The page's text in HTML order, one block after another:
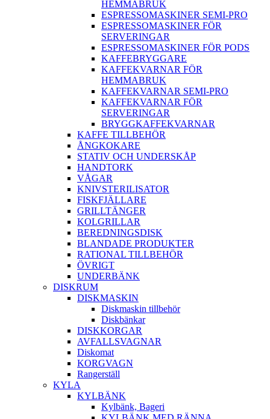
HEMMABRUK
ESPRESSOMASKINER SEMI-PRO
ESPRESSOMASKINER FÖR
SERVERINGAR
ESPRESSOMASKINER FÖR PODS
KAFFEBRYGGARE
KAFFEKVARNAR FÖR
HEMMABRUK
KAFFEKVARNAR SEMI-PRO
KAFFEKVARNAR FÖR
SERVERINGAR
BRYGGKAFFEKVARNAR
KAFFE TILLBEHÖR
ÅNGKOKARE
STATIV OCH UNDERSKÅP
HANDTORK
VÅGAR
KNIVSTERILISATOR
FISKFJÄLLARE
GRILLTÄNGER
KOLGRILLAR
BEREDNINGSDISK
BLANDADE PRODUKTER
RATIONAL TILLBEHÖR
ÖVRIGT
UNDERBÄNK
DISKRUM
DISKMASKIN
Diskmaskin tillbehör
Diskbänkar
DISKKORGAR
AVFALLSVAGNAR
Diskomat
KORGVAGN
Rangerställ
KYLA
KYLBÄNK
Kylbänk, Bageri